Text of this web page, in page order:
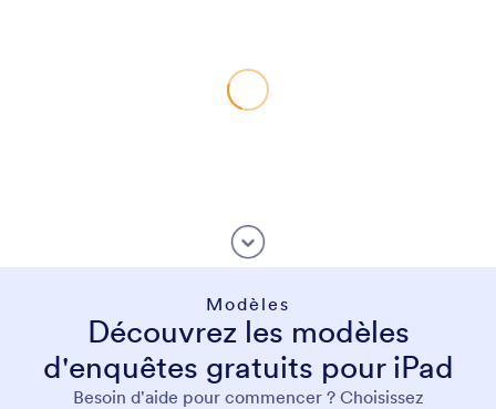
Modèles
Découvrez les modèles
d'enquêtes gratuits pour iPad
Besoin d'aide pour commencer ? Choisissez